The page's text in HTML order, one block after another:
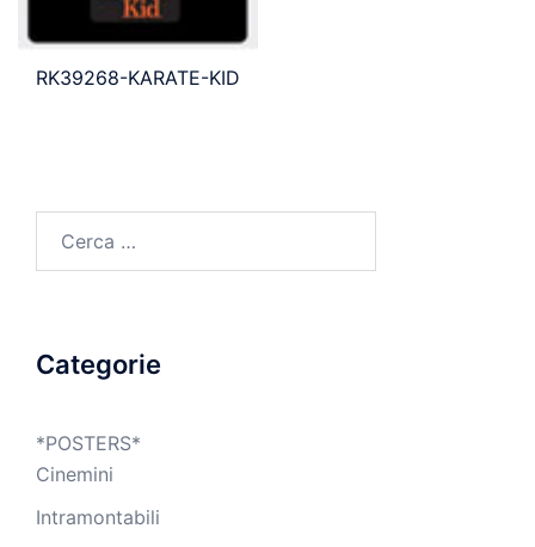
RK39268-KARATE-KID
Categorie
*POSTERS*
Cinemini
Intramontabili